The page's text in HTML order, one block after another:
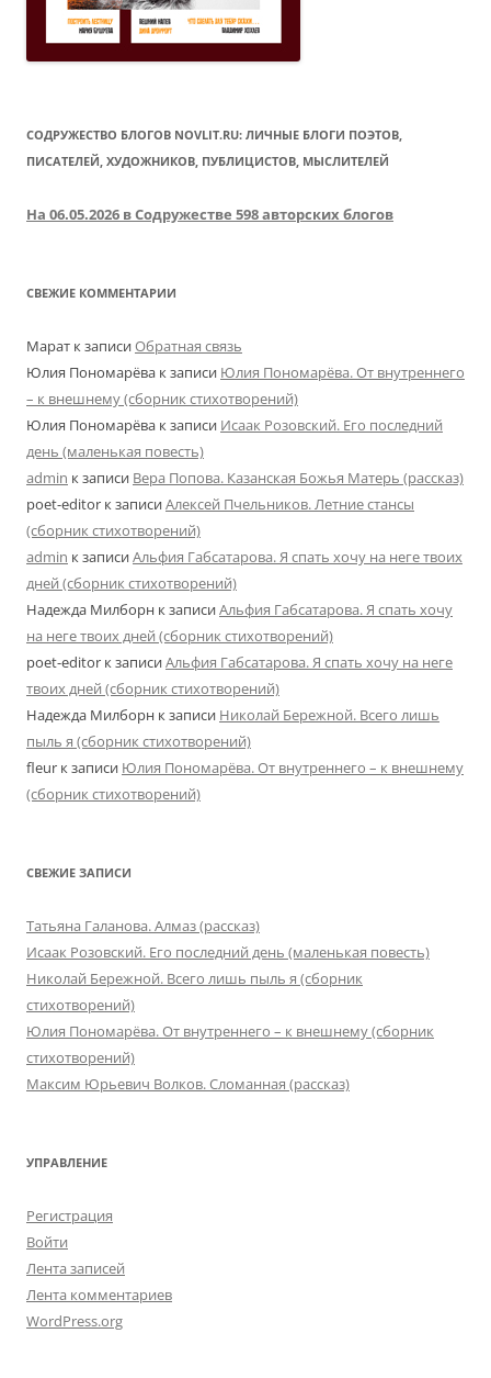
СОДРУЖЕСТВО БЛОГОВ NOVLIT.RU: ЛИЧНЫЕ БЛОГИ ПОЭТОВ,
ПИСАТЕЛЕЙ, ХУДОЖНИКОВ, ПУБЛИЦИСТОВ, МЫСЛИТЕЛЕЙ
На 06.05.2026 в Содружестве 598 авторских блогов
СВЕЖИЕ КОММЕНТАРИИ
Марат к записиОбратная связь
Юлия Пономарёва к записи Юлия Пономарёва. От внутреннего
– к внешнему (сборник стихотворений)
Юлия Пономарёва к записи Исаак Розовский. Его последний
день (маленькая повесть)
admin к записи Вера Попова. Казанская Божья Матерь (рассказ)
poet-editor к записиАлексей Пчельников. Летние стансы
(сборник стихотворений)
admin к записиАльфия Габсатарова. Я спать хочу на неге твоих
дней (сборник стихотворений)
Надежда Милборн к записиАльфия Габсатарова. Я спать хочу
на неге твоих дней (сборник стихотворений)
poet-editor к записиАльфия Габсатарова. Я спать хочу на неге
твоих дней (сборник стихотворений)
Надежда Милборн к записи Николай Бережной. Всего лишь
пыль я (сборник стихотворений)
fleur к записи Юлия Пономарёва. От внутреннего – к внешнему
(сборник стихотворений)
СВЕЖИЕ ЗАПИСИ
Татьяна Галанова. Алмаз (рассказ)
Исаак Розовский. Его последний день (маленькая повесть)
Николай Бережной. Всего лишь пыль я (сборник
стихотворений)
Юлия Пономарёва. От внутреннего – к внешнему (сборник
стихотворений)
Максим Юрьевич Волков. Сломанная (рассказ)
УПРАВЛЕНИЕ
Регистрация
Войти
Лента записей
Лента комментариев
WordPress.org